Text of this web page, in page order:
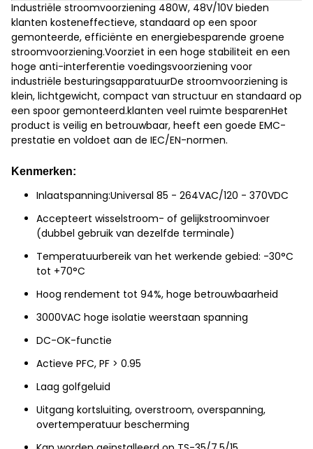
Industriële stroomvoorziening 480W, 48V/10V bieden
klanten kosteneffectieve, standaard op een spoor
gemonteerde, efficiënte en energiebesparende groene
stroomvoorziening.Voorziet in een hoge stabiliteit en een
hoge anti-interferentie voedingsvoorziening voor
industriële besturingsapparatuurDe stroomvoorziening is
klein, lichtgewicht, compact van structuur en standaard op
een spoor gemonteerd.klanten veel ruimte besparenHet
product is veilig en betrouwbaar, heeft een goede EMC-
prestatie en voldoet aan de IEC/EN-normen.
Kenmerken:
Inlaatspanning:Universal 85 - 264VAC/120 - 370VDC
Accepteert wisselstroom- of gelijkstroominvoer
(dubbel gebruik van dezelfde terminale)
Temperatuurbereik van het werkende gebied: -30°C
tot +70°C
Hoog rendement tot 94%, hoge betrouwbaarheid
3000VAC hoge isolatie weerstaan spanning
DC-OK-functie
Actieve PFC, PF > 0.95
Laag golfgeluid
Uitgang kortsluiting, overstroom, overspanning,
overtemperatuur bescherming